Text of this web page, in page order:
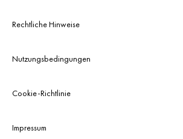
Rechtliche Hinweise
Nutzungsbedingungen
Cookie-Richtlinie
Impressum